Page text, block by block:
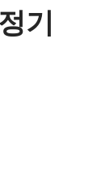
기